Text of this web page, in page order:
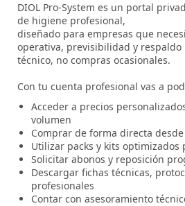
DIOL Pro-System es un portal
de higiene profesional,
diseñado para empresas que
operativa, previsibilidad y respaldo
técnico, no compras ocasionales.
Con tu cuenta profesional vas a
Acceder a precios
volumen
Comprar de forma directa
Utilizar packs y kits optimizados
Solicitar abonos y reposición
Descargar fichas técnicas,
profesionales
Contar con asesoramiento